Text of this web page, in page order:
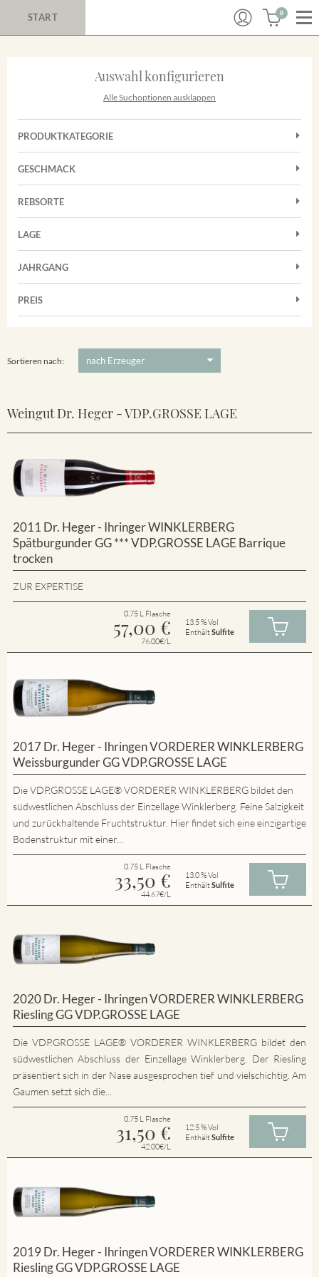
START 0
Auswahl konfigurieren
Alle Suchoptionen ausklappen
PRODUKTKATEGORIE
Cuvées
Rosé
Weißwein
GESCHMACK
Trocken
REBSORTE
Chardonnay
Grauburgunder
Riesling
LAGE
Achkarrer Schlossberg
Vorderer Winklerberg
Winklerberg Hinter Winklen
JAHRGANG
PREIS
Sortieren nach:
Weingut Dr. Heger - VDP.GROSSE LAGE
2011 Dr. Heger - Ihringer WINKLERBERG
Spätburgunder GG *** VDP.GROSSE LAGE Barrique
trocken
ZUR EXPERTISE
0.75 L Flasche
57,00 €
76.00€/L
13.5 % Vol
EnthältSulfite
2017 Dr. Heger - Ihringen VORDERER WINKLERBERG
Weissburgunder GG VDP.GROSSE LAGE
Die VDP.GROSSE LAGE® VORDERER WINKLERBERG bildet den
südwestlichen Abschluss der Einzellage Winklerberg. Feine Salzigkeit
und zurückhaltende Fruchtstruktur. Hier findet sich eine einzigartige
Bodenstruktur mit einer...
0.75 L Flasche
33,50 €
44.67€/L
13.0 % Vol
EnthältSulfite
2020 Dr. Heger - Ihringen VORDERER WINKLERBERG
Riesling GG VDP.GROSSE LAGE
Die VDP.GROSSE LAGE® VORDERER WINKLERBERG bildet den
südwestlichen Abschluss der Einzellage Winklerberg. Der Riesling
präsentiert sich in der Nase ausgesprochen tief und vielschichtig. Am
Gaumen setzt sich die...
0.75 L Flasche
31,50 €
42.00€/L
12.5 % Vol
EnthältSulfite
2019 Dr. Heger - Ihringen VORDERER WINKLERBERG
Riesling GG VDP.GROSSE LAGE